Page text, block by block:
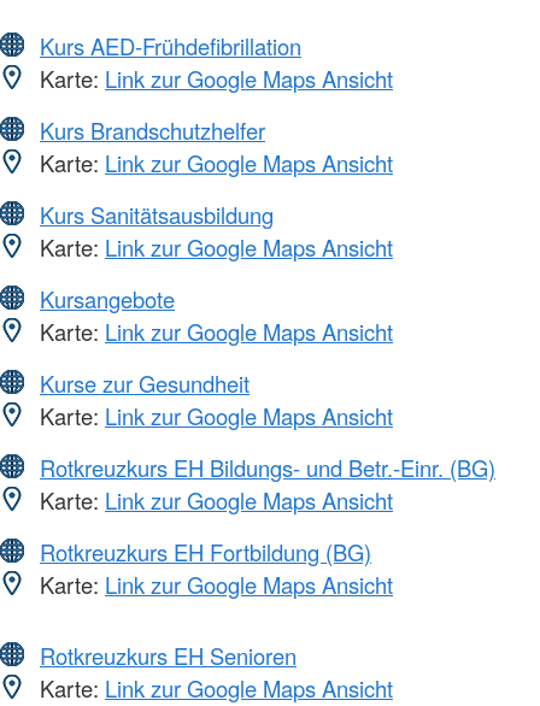
Kurs AED-Frühdefibrillation
Karte: Link zur Google Maps Ansicht
Kurs Brandschutzhelfer
Karte: Link zur Google Maps Ansicht
Kurs Sanitätsausbildung
Karte: Link zur Google Maps Ansicht
Kursangebote
Karte: Link zur Google Maps Ansicht
Kurse zur Gesundheit
Karte: Link zur Google Maps Ansicht
Rotkreuzkurs EH Bildungs- und Betr.-Einr. (BG)
Karte: Link zur Google Maps Ansicht
Rotkreuzkurs EH Fortbildung (BG)
Karte: Link zur Google Maps Ansicht
Rotkreuzkurs EH Senioren
Karte: Link zur Google Maps Ansicht